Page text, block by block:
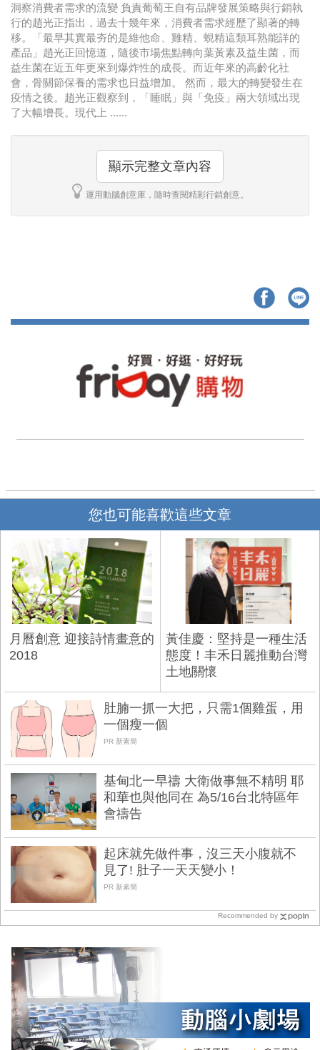
洞察消費者需求的流變 負責葡萄王自有品牌發展策略與行銷執
行的趙光正指出，過去十幾年來，消費者需求經歷了顯著的轉
移。「最早其實最夯的是維他命、雞精、蜆精這類耳熟能詳的
產品」趙光正回憶道，隨後市場焦點轉向葉黃素及益生菌，而
益生菌在近五年更來到爆炸性的成長。而近年來的高齡化社
會，骨關節保養的需求也日益增加。 然而，最大的轉變發生在
疫情之後。趙光正觀察到，「睡眠」與「免疫」兩大領域出現
了大幅增長。現代上 ......
顯示完整文章內容
運用動腦創意庫，隨時查閱精彩行銷創意。
您也可能喜歡這些文章
月曆創意 迎接詩情畫意的
2018
黃佳慶：堅持是一種生活
態度！丰禾日麗推動台灣
土地關懷
肚腩一抓一大把，只需1個雞蛋，用
一個瘦一個
PR 新素簡
基甸北一早禱 大衛做事無不精明 耶
和華也與他同在 為5/16台北特區年
會禱告
起床就先做件事，沒三天小腹就不
見了! 肚子一天天變小！
PR 新素簡
Recommended by